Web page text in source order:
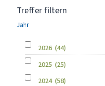
Treffer filtern
Jahr
2026 (44)
2025 (25)
2024 (58)